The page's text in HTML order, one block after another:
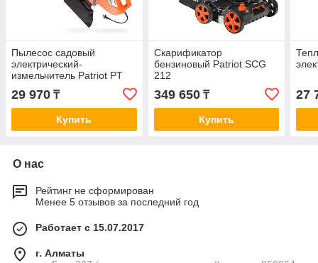
Пылесос садовый
электрический-
измельчитель Patriot PT
BV 2000E (3в1)
29 970 ₸
Купить
Скарификатор
бензиновый Patriot SCG
212
349 650₸
Купить
27
О нас
Рейтинг не сформирован
Менее 5 отзывов за последний год
Работает с 15.07.2017
г. Алматы